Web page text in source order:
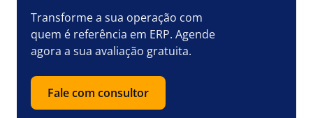
Transforme a sua operação com
quem é referência em ERP. Agende
agora a sua avaliação gratuita.
Fale com consultor